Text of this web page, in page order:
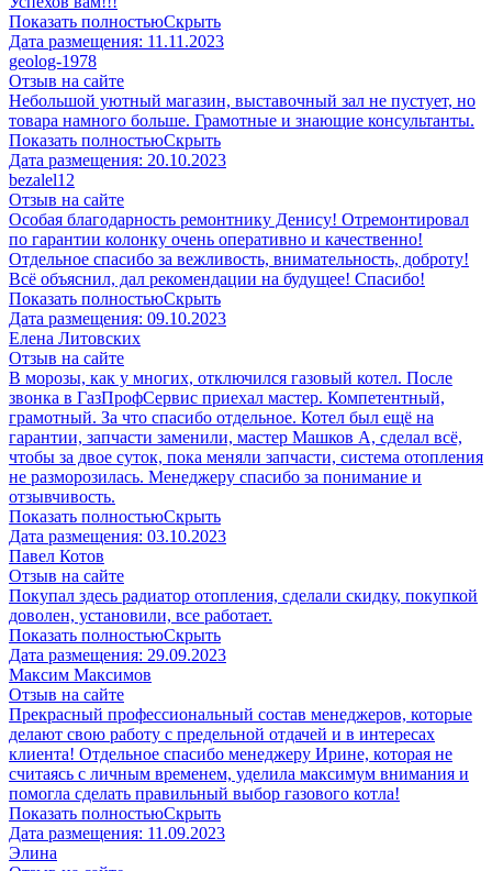
Показать полностьюСкрыть
Дата размещения: 11.11.2023
geolog-1978
Отзыв на сайте
Небольшой уютный магазин, выставочный зал не пустует, но
товара намного больше. Грамотные и знающие консультанты.
Показать полностьюСкрыть
Дата размещения: 20.10.2023
​bezalel12
Отзыв на сайте
Особая благодарность ремонтнику Денису! Отремонтировал
по гарантии колонку очень оперативно и качественно!
Отдельное спасибо за вежливость, внимательность, доброту!
Всё объяснил, дал рекомендации на будущее! Спасибо!
Показать полностьюСкрыть
Дата размещения: 09.10.2023
​Елена Литовских
Отзыв на сайте
В морозы, как у многих, отключился газовый котел. После
звонка в ГазПрофСервис приехал мастер. Компетентный,
грамотный. За что спасибо отдельное. Котел был ещё на
гарантии, запчасти заменили, мастер Машков А, сделал всё,
чтобы за двое суток, пока меняли запчасти, система отопления
не разморозилась. Менеджеру спасибо за понимание и
отзывчивость.
Показать полностьюСкрыть
Дата размещения: 03.10.2023
Павел Котов
Отзыв на сайте
Покупал здесь радиатор отопления, сделали скидку, покупкой
доволен, установили, все работает.
Показать полностьюСкрыть
Дата размещения: 29.09.2023
Максим Максимов
Отзыв на сайте
Прекрасный профессиональный состав менеджеров, которые
делают свою работу с предельной отдачей и в интересах
клиента! Отдельное спасибо менеджеру Ирине, которая не
считаясь с личным временем, уделила максимум внимания и
помогла сделать правильный выбор газового котла!
Показать полностьюСкрыть
Дата размещения: 11.09.2023
Элина